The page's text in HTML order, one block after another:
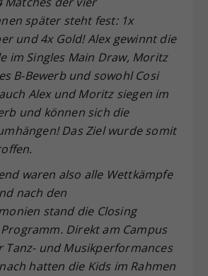
später steht fest: 1x
und 4x Gold! Alex gewinnt die
im Singles Main Draw, Moritz
B-Bewerb und sowohl Cosi
Alex und Moritz siegen im
und können sich die
Das Ziel wurde somit
waren also alle Wettkämpfe
nach den
stand die Closing
Direkt am Campus
Tanz- und Musikperformances
hatten die Kids im Rahmen